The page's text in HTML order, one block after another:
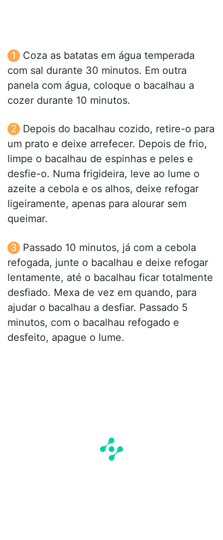
Coza as batatas em água temperada
com sal durante 30 minutos. Em outra
panela com água, coloque o bacalhau a
cozer durante 10 minutos.
Depois do bacalhau cozido, retire-o para
um prato e deixe arrefecer. Depois de frio,
limpe o bacalhau de espinhas e peles e
desfie-o. Numa frigideira, leve ao lume o
azeite a cebola e os alhos, deixe refogar
ligeiramente, apenas para alourar sem
queimar.
Passado 10 minutos, já com a cebola
refogada, junte o bacalhau e deixe refogar
lentamente, até o bacalhau ficar totalmente
desfiado. Mexa de vez em quando, para
ajudar o bacalhau a desfiar. Passado 5
minutos, com o bacalhau refogado e
desfeito, apague o lume.